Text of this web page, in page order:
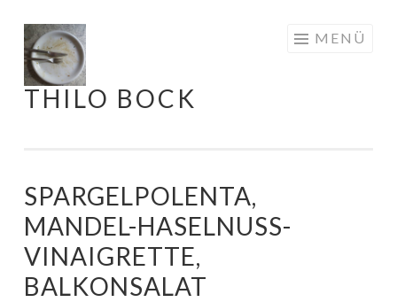
Springe
zum
Inhalt
THILO BOCK
MENÜ
SPARGELPOLENTA,
MANDEL-HASELNUSS-
VINAIGRETTE,
BALKONSALAT